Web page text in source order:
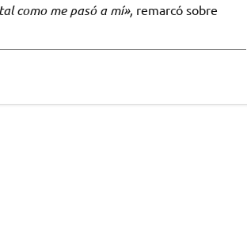
como me pasó a mí», remarcó sobre